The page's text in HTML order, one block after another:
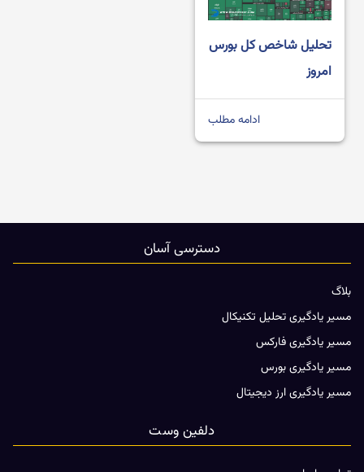
تحلیل شاخص کل بورس
امروز
ادامه مطلب
دسترسی آسان
بلاگ
مسیر یادگیری تحلیل تکنیکال
مسیر یادگیری فارکس
مسیر یادگیری بورس
مسیر یادگیری ارز دیجیتال
دلفین وست